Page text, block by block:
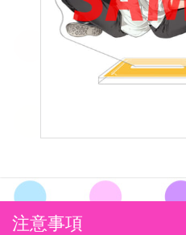
注意事項